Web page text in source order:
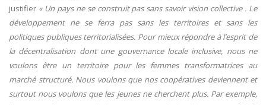
justifier « Un pays ne se construit pas sans savoir vision collective . Le
développement ne se ferra pas sans les territoires et sans les
politiques publiques territorialisées. Pour mieux répondre à l’esprit de
la décentralisation dont une gouvernance locale inclusive, nous ne
voulons être un territoire pour les femmes transformatrices au
marché structuré. Nous voulons que nos coopératives deviennent et
surtout nous voulons que les jeunes ne cherchent plus. Par exemple,